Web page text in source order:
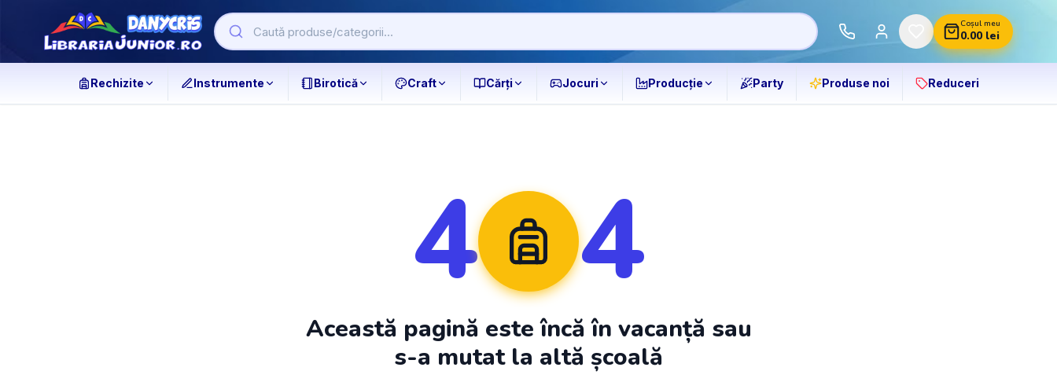
Coșul meu
0.00lei
Rechizite Instrumente Birotică Craft Cărți Jocuri Producție Party Produse noi Reduceri
4 4
Această pagină este încă în vacanță sau
s-a mutat la altă școală